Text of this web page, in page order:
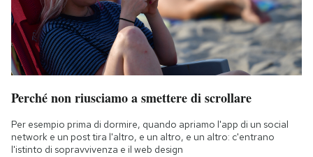
Perché non riusciamo a smettere di scrollare
Per esempio prima di dormire, quando apriamo l'app di un social
network e un post tira l'altro, e un altro, e un altro: c'entrano
l'istinto di sopravvivenza e il web design